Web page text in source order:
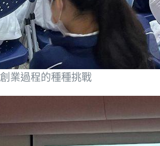
創業過程的種種挑戰